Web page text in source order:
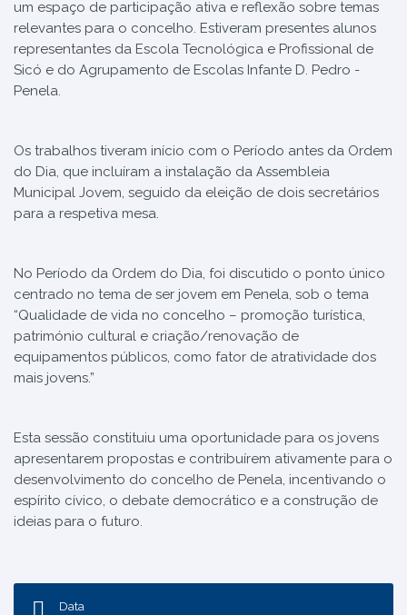
um espaço de participação ativa e reflexão sobre temas
relevantes para o concelho. Estiveram presentes alunos
representantes da Escola Tecnológica e Profissional de
Sicó e do Agrupamento de Escolas Infante D. Pedro -
Penela.
Os trabalhos tiveram início com o Período antes da Ordem
do Dia, que incluíram a instalação da Assembleia
Municipal Jovem, seguido da eleição de dois secretários
para a respetiva mesa.
No Período da Ordem do Dia, foi discutido o ponto único
centrado no tema de ser jovem em Penela, sob o tema
“Qualidade de vida no concelho – promoção turística,
património cultural e criação/renovação de
equipamentos públicos, como fator de atratividade dos
mais jovens.”
Esta sessão constituiu uma oportunidade para os jovens
apresentarem propostas e contribuírem ativamente para o
desenvolvimento do concelho de Penela, incentivando o
espírito cívico, o debate democrático e a construção de
ideias para o futuro.
Data